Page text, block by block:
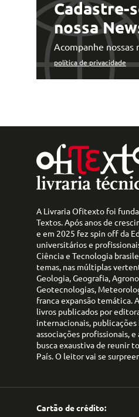
Cadastre-
nossa
Acompanhe nossas
política de privacidade
A Livraria Ofitexto foi
Textos. Após anos de
e em 2025 fez spin off da
universitários e
Ciência e Tecnologia
temas, nas múltiplas
Geologia, Geografia,
Geotecnologias,
franca expansão temática.
livros publicados por
internacionais,
associações profissionais,
busca exaustiva de reunir
País. O leitor vai se
Cartão de crédito: